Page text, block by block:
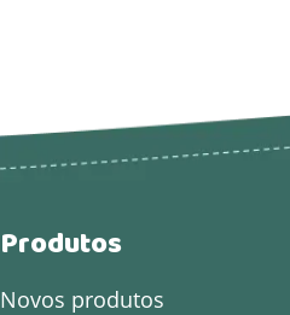
Produtos
Novos produtos